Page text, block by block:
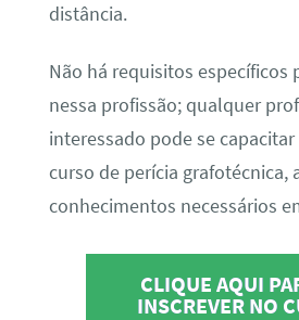
distância.
Não há requisitos específicos
nessa profissão; qualquer
interessado pode se
curso de perícia grafotécnica,
conhecimentos necessários
CLIQUE AQUI
INSCREVER NO